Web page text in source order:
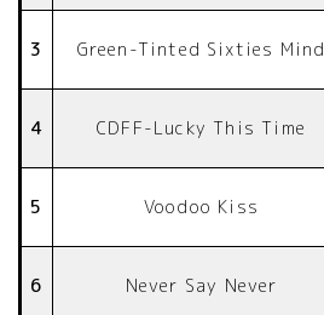
3 Green-Tinted Sixties Mind
4 CDFF-Lucky This Time
5 Voodoo Kiss
6 Never Say Never